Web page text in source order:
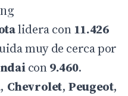
lidera con11.426
muy de cerca por
con9.460.
, Chevrolet,Peugeot,